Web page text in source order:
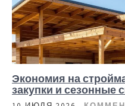
Экономия на
закупки и сезонные